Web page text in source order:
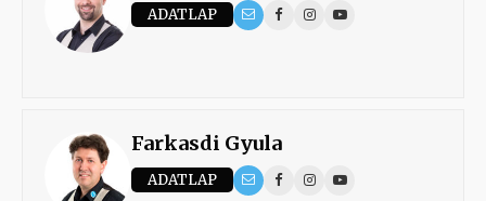
ADATLAP
Farkasdi Gyula
ADATLAP